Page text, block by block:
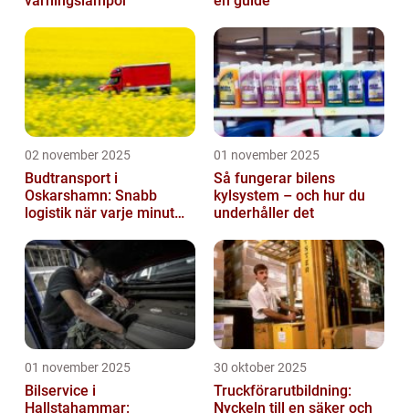
02 november 2025
Budtransport i
Oskarshamn: Snabb
logistik när varje minut
01 november 2025
Så fungerar bilens
kylsystem – och hur du
underhåller det
01 november 2025
Bilservice i
Hallstahammar:
30 oktober 2025
Truckförarutbildning:
Nyckeln till en säker och